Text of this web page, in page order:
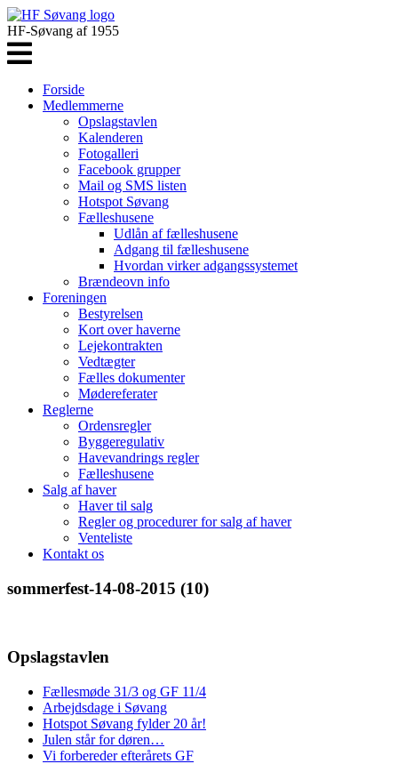
HF-Søvang af 1955
Forside
Medlemmerne
Opslagstavlen
Kalenderen
Fotogalleri
Facebook grupper
Mail og SMS listen
Hotspot Søvang
Fælleshusene
Udlån af fælleshusene
Adgang til fælleshusene
Hvordan virker adgangssystemet
Brændeovn info
Foreningen
Bestyrelsen
Kort over haverne
Lejekontrakten
Vedtægter
Fælles dokumenter
Mødereferater
Reglerne
Ordensregler
Byggeregulativ
Havevandrings regler
Fælleshusene
Salg af haver
Haver til salg
Regler og procedurer for salg af haver
Venteliste
Kontakt os
sommerfest-14-08-2015 (10)
Opslagstavlen
Fællesmøde 31/3 og GF 11/4
Arbejdsdage i Søvang
Hotspot Søvang fylder 20 år!
Julen står for døren…
Vi forbereder efterårets GF